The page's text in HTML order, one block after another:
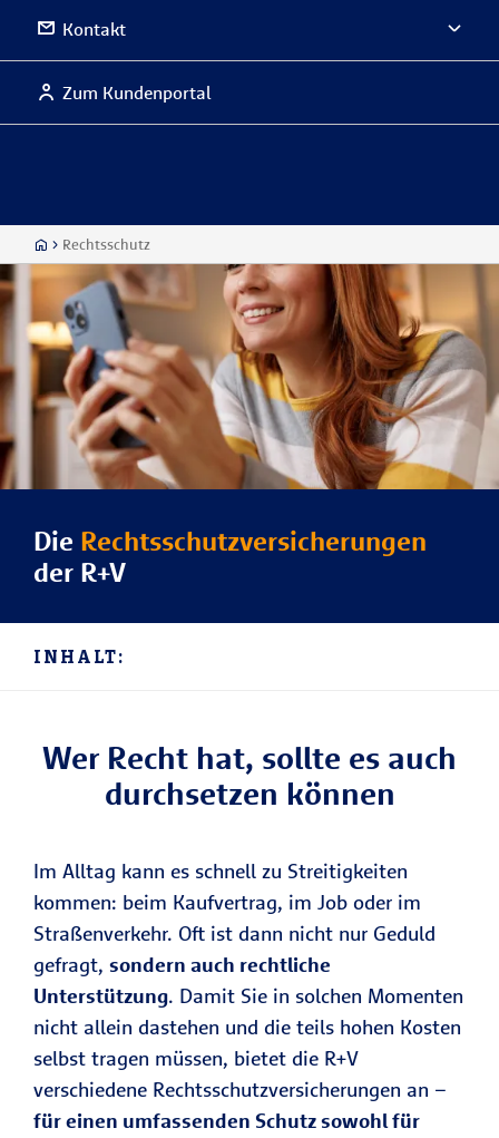
Kontakt
Zum Kundenportal
Rechtsschutz
Die Rechtsschutzversicherungen
der R+V
INHALT:
Wer Recht hat, sollte es auch
durchsetzen können
Im Alltag kann es schnell zu Streitigkeiten
kommen: beim Kaufvertrag, im Job oder im
Straßenverkehr. Oft ist dann nicht nur Geduld
gefragt, sondern auch rechtliche
Unterstützung. Damit Sie in solchen Momenten
nicht allein dastehen und die teils hohen Kosten
selbst tragen müssen, bietet die R+V
verschiedene Rechtsschutzversicherungen an –
für einen umfassenden Schutz sowohl für